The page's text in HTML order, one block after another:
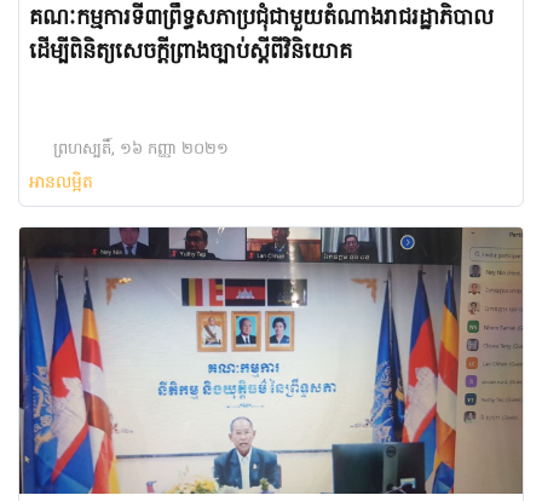
គណៈកម្មការទី៣ព្រឹទ្ធសភាប្រជុំជាមួយតំណាងរាជរដ្ឋាភិបាល
ដើម្បីពិនិត្យសេចក្តីព្រាងច្បាប់ស្តីពីវិនិយោគ
ព្រហស្បតិ៍, ១៦ កញ្ញា ២០២១
អានលម្អិត